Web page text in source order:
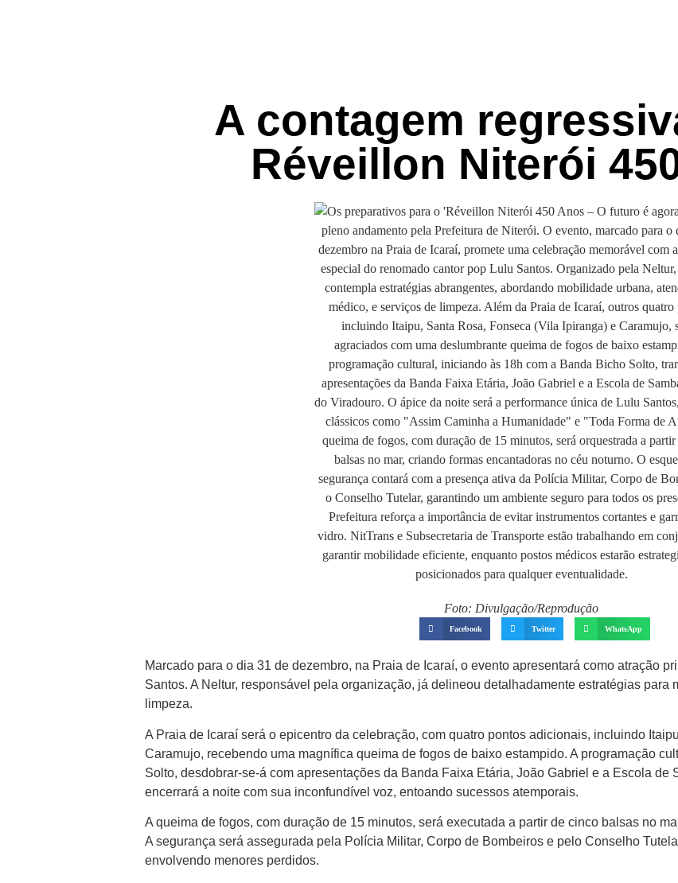
A contagem
Réveillon Niterói
Foto: Divulgação/Reprodução
Facebook Twitter WhatsApp
Marcado para o dia 31 de dezembro, na Praia de Icaraí, o evento apresentará como atração
Santos. A Neltur, responsável pela organização, já delineou detalhadamente estratégias
limpeza.
A Praia de Icaraí será o epicentro da celebração, com quatro pontos adicionais, incluindo
Caramujo, recebendo uma magnífica queima de fogos de baixo estampido. A programação
Solto, desdobrar-se-á com apresentações da Banda Faixa Etária, João Gabriel e a Escola
encerrará a noite com sua inconfundível voz, entoando sucessos atemporais.
A queima de fogos, com duração de 15 minutos, será executada a partir de cinco balsas no
A segurança será assegurada pela Polícia Militar, Corpo de Bombeiros e pelo Conselho
envolvendo menores perdidos.